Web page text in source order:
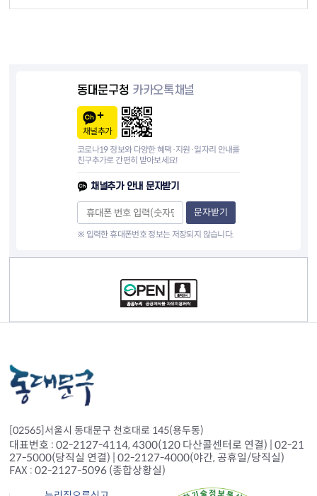
동대문구청 카카오톡채널
채널추가
코로나19 정보와 다양한 혜택·지원·일자리 안내를
친구추가로 간편히 받아보세요!
채널추가 안내 문자받기
문자받기
※ 입력한 휴대폰번호 정보는 저장되지 않습니다.
[02565]서울시 동대문구 천호대로 145(용두동)
대표번호 : 02-2127-4114, 4300(120 다산콜센터로 연결) | 02-21
27-5000(당직실 연결) | 02-2127-4000(야간, 공휴일/당직실)
FAX : 02-2127-5096 (종합상황실)